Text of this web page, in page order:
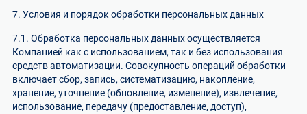
7. Условия и порядок обработки персональных данных
7.1. Обработка персональных данных осуществляется
Компанией как с использованием, так и без использования
средств автоматизации. Совокупность операций обработки
включает сбор, запись, систематизацию, накопление,
хранение, уточнение (обновление, изменение), извлечение,
использование, передачу (предоставление, доступ),